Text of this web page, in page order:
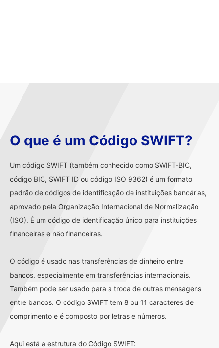
O que é um Código SWIFT?
Um código SWIFT (também conhecido como SWIFT-BIC,
código BIC, SWIFT ID ou código ISO 9362) é um formato
padrão de códigos de identificação de instituições bancárias,
aprovado pela Organização Internacional de Normalização
(ISO). É um código de identificação único para instituições
financeiras e não financeiras.
O código é usado nas transferências de dinheiro entre
bancos, especialmente em transferências internacionais.
Também pode ser usado para a troca de outras mensagens
entre bancos. O código SWIFT tem 8 ou 11 caracteres de
comprimento e é composto por letras e números.
Aqui está a estrutura do Código SWIFT: